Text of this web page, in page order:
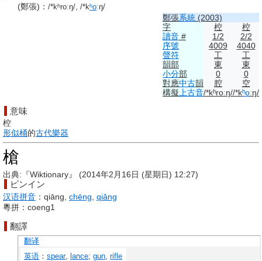
(鄭張) ： /*kʰroːŋ/, /*kʰoːŋ/
鄭張系統 (2003)
字
椌
椌
讀音 # 1/2
2/2
序號
4009
4040
聲符
工
工
韻部
東
東
小分部 0
0
對應中古韻 腔
空
構擬 上古音/*kʰroːŋ//*kʰoːŋ/
意味
椌
形似桶的古代樂器
槍
出典:『Wiktionary』 (2014年2月16日 (星期日) 12:27)
ピンイン
汉语拼音 ：qiāng, chēng qiǎng
粵拼：coeng1
翻譯
翻译
英语 ： spear, lance; gun, rifle